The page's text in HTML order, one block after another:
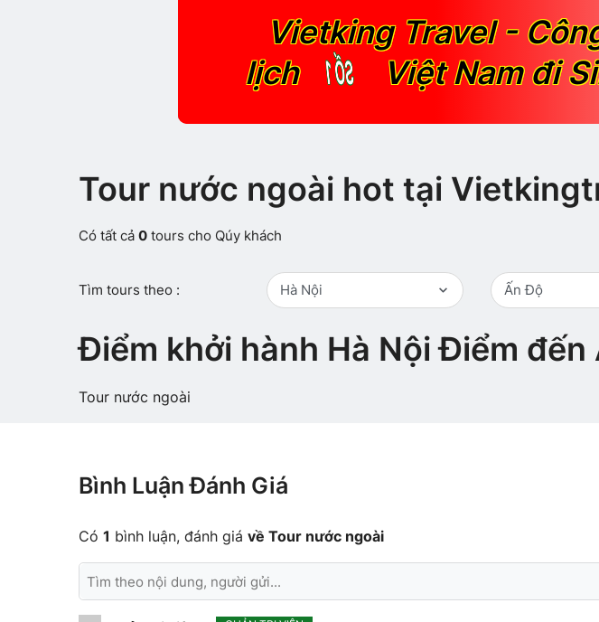
Vietking Travel -
lịch
SỐ 1 Việt Nam đi
Tour nước ngoài hot tại
Có tất cả 0 tours cho Qúy khách
Tìm tours theo : Hà Nội Ấn Độ
Điểm khởi hành Hà Nội Điểm
Tour nước ngoài
Bình Luận Đánh Giá
Có 1 bình luận, đánh giá về Tour nước ngoài